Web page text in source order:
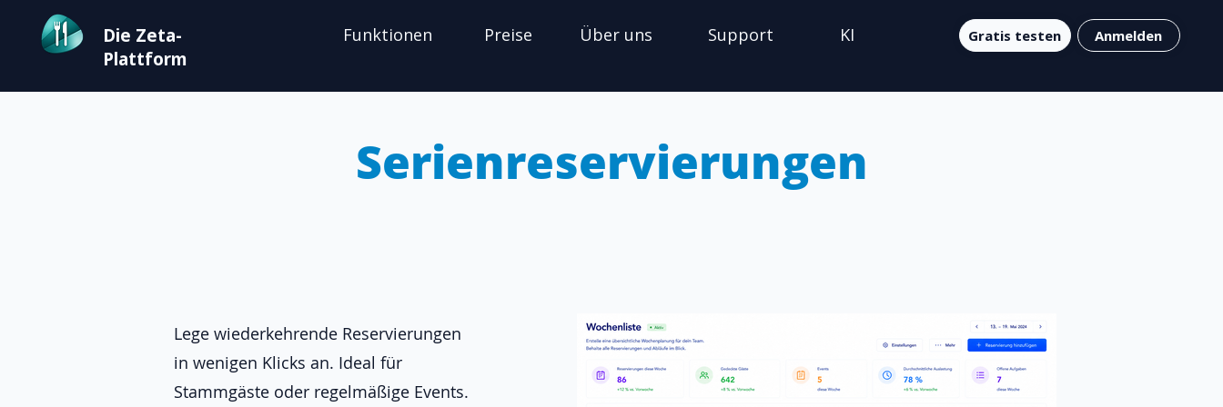
Die Zeta-
Plattform
Funktionen Preise Über uns Support KI Gratis testen Anmelden
Lege wiederkehrende Reservierungen
in wenigen Klicks an. Ideal für
Stammgäste oder regelmäßige Events.
Serienreservierungen